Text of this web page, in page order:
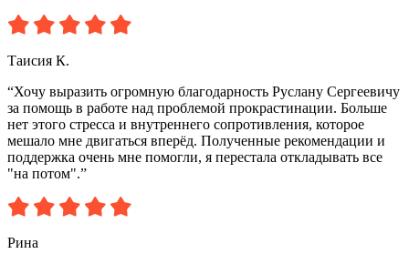
Таисия К.
“Хочу выразить огромную благодарность Руслану Сергеевичу
за помощь в работе над проблемой прокрастинации. Больше
нет этого стресса и внутреннего сопротивления, которое
мешало мне двигаться вперёд. Полученные рекомендации и
поддержка очень мне помогли, я перестала откладывать все
"на потом".”
Рина